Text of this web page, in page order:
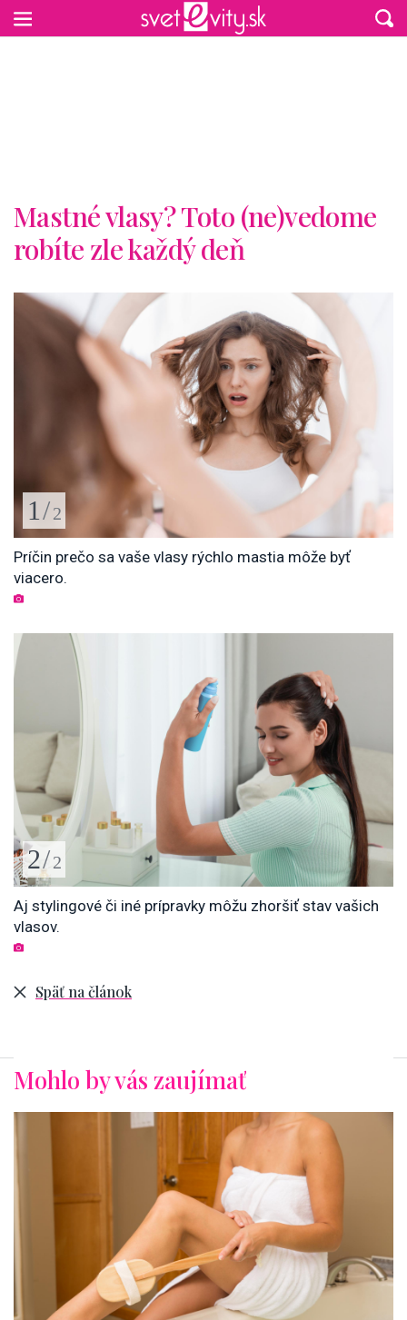
Mastné vlasy? Toto (ne)vedome
robíte zle každý deň
1 /2
Príčin prečo sa vaše vlasy rýchlo mastia môže byť
viacero.
2/2
Aj stylingové či iné prípravky môžu zhoršiť stav vašich
vlasov.
Späť na článok
Mohlo by vás zaujímať